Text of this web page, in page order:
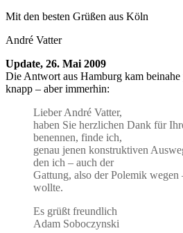
Mit den besten Grüßen aus Köln
André Vatter
Update, 26. Mai 2009
Die Antwort aus Hamburg kam
knapp – aber immerhin:
Lieber André Vatter,
haben Sie herzlichen Dank für
benennen, finde ich,
genau jenen konstruktiven
den ich – auch der
Gattung, also der Polemik wegen
wollte.
Es grüßt freundlich
Adam Soboczynski